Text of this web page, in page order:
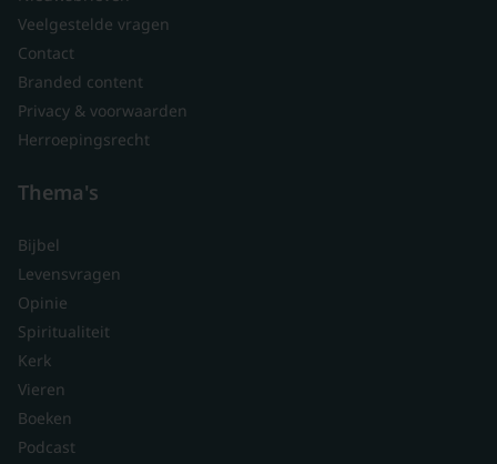
Veelgestelde vragen
Contact
Branded content
Privacy & voorwaarden
Herroepingsrecht
Thema's
Bijbel
Levensvragen
Opinie
Spiritualiteit
Kerk
Vieren
Boeken
Podcast